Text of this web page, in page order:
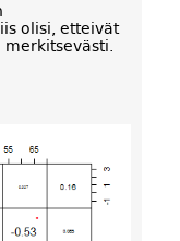
olisi, etteivät